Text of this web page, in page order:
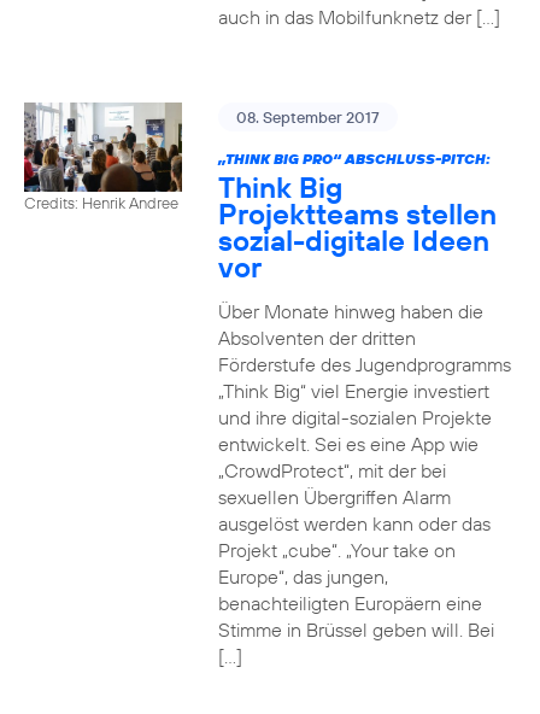
auch in das Mobilfunknetz der […]
Credits: Henrik Andree
08. September 2017
„THINK BIG PRO“ ABSCHLUSS-PITCH:
Think Big
Projektteams stellen
sozial-digitale Ideen
vor
Über Monate hinweg haben die
Absolventen der dritten
Förderstufe des Jugendprogramms
„Think Big“ viel Energie investiert
und ihre digital-sozialen Projekte
entwickelt. Sei es eine App wie
„CrowdProtect“, mit der bei
sexuellen Übergriffen Alarm
ausgelöst werden kann oder das
Projekt „cube“. „Your take on
Europe“, das jungen,
benachteiligten Europäern eine
Stimme in Brüssel geben will. Bei
[…]